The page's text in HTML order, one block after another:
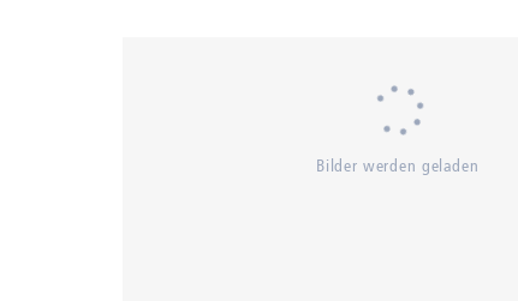
Bilder werden geladen